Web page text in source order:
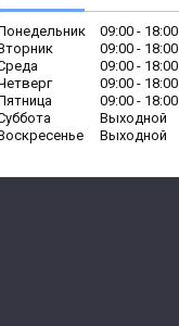
09:00
18:00
09:00
18:00
09:00
18:00
09:00
18:00
09:00
18:00
Выходной
Выходной